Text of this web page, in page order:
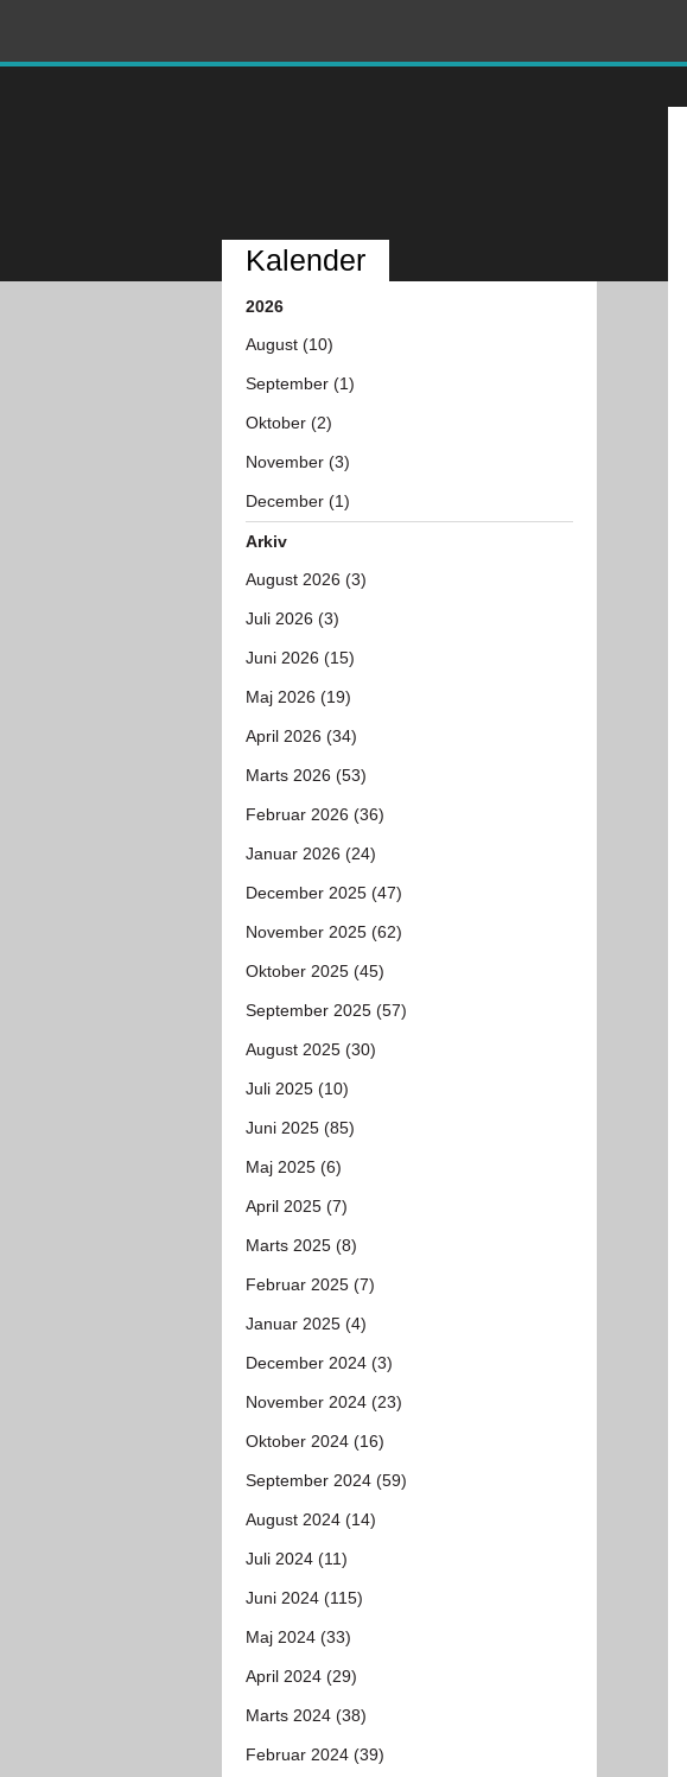
Kalender
2026
August (10)
September (1)
Oktober (2)
November (3)
December (1)
Arkiv
August 2026 (3)
Juli 2026 (3)
Juni 2026 (15)
Maj 2026 (19)
April 2026 (34)
Marts 2026 (53)
Februar 2026 (36)
Januar 2026 (24)
December 2025 (47)
November 2025 (62)
Oktober 2025 (45)
September 2025 (57)
August 2025 (30)
Juli 2025 (10)
Juni 2025 (85)
Maj 2025 (6)
April 2025 (7)
Marts 2025 (8)
Februar 2025 (7)
Januar 2025 (4)
December 2024 (3)
November 2024 (23)
Oktober 2024 (16)
September 2024 (59)
August 2024 (14)
Juli 2024 (11)
Juni 2024 (115)
Maj 2024 (33)
April 2024 (29)
Marts 2024 (38)
Februar 2024 (39)